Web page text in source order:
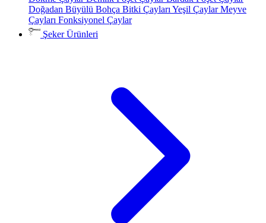
Doğadan Büyülü Bohça Bitki Çayları Yeşil ÇaylarMeyve
Çayları Fonksiyonel Çaylar
Şeker Ürünleri